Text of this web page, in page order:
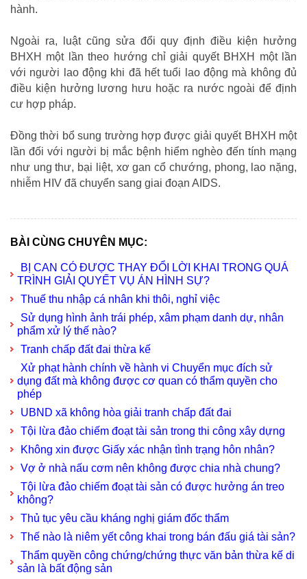
hành.
Ngoài ra, luật cũng sửa đổi quy định điều kiện hưởng
BHXH một lần theo hướng chỉ giải quyết BHXH một lần
với người lao động khi đã hết tuổi lao động mà không đủ
điều kiện hưởng lương hưu hoặc ra nước ngoài để định
cư hợp pháp.
Đồng thời bổ sung trường hợp được giải quyết BHXH một
lần đối với người bị mắc bệnh hiểm nghèo đến tính mạng
như ung thư, bại liệt, xơ gan cổ chướng, phong, lao nặng,
nhiễm HIV đã chuyển sang giai đoạn AIDS.
BÀI CÙNG CHUYÊN MỤC:
BỊ CAN CÓ ĐƯỢC THAY ĐỔI LỜI KHAI TRONG QUÁ
TRÌNH GIẢI QUYẾT VỤ ÁN HÌNH SỰ?
Thuế thu nhập cá nhân khi thôi, nghỉ việc
Sử dụng hình ảnh trái phép, xâm phạm danh dự, nhân
phẩm xử lý thế nào?
Tranh chấp đất đai thừa kế
Xử phạt hành chính về hành vi Chuyển mục đích sử
dụng đất mà không được cơ quan có thẩm quyền cho
phép
UBND xã không hòa giải tranh chấp đất đai
Tội lừa đảo chiếm đoạt tài sản trong thi công xây dựng
Không xin được Giấy xác nhận tình trạng hôn nhân?
Vợ ở nhà nấu cơm nên không được chia nhà chung?
Tội lừa đảo chiếm đoạt tài sản có được hưởng án treo
không?
Thủ tục yêu cầu kháng nghị giám đốc thẩm
Thế nào là niêm yết công khai trong bán đấu giá tài sản?
Thẩm quyền công chứng/chứng thực văn bản thừa kế di
sản là bất động sản